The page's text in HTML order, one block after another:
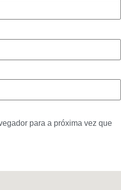
para a próxima vez que